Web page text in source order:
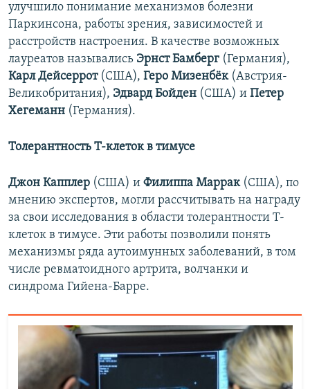
улучшило понимание механизмов болезни
Паркинсона, работы зрения, зависимостей и
расстройств настроения. В качестве возможных
лауреатов назывались ​ Эрнст Бамберг (Германия),
Карл Дейсеррот (США), Геро Мизенбёк(Австрия-
Великобритания), ​Эдвард Бойден (США) и Петер
Хегеманн (Германия).​
Толерантность Т-клеток в тимусе
Джон Капплер (США) и Филиппа Маррак(США), по
мнению экспертов, могли рассчитывать на награду
за свои исследования в области толерантности T-
клеток в тимусе. Эти работы позволили понять
механизмы ряда аутоимунных заболеваний, в том
числе ревматоидного артрита, волчанки и
синдрома Гийена-Барре.